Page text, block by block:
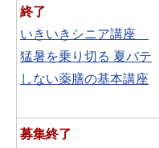
終了
いきいきシニア講座
猛暑を乗り切る 夏バテ
しない薬膳の基本講座
募集終了